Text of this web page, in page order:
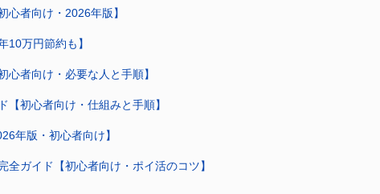
者向け・2026年版】
万円節約も】
者向け・必要な人と手順】
初心者向け・仕組みと手順】
年版・初心者向け】
ガイド【初心者向け・ポイ活のコツ】